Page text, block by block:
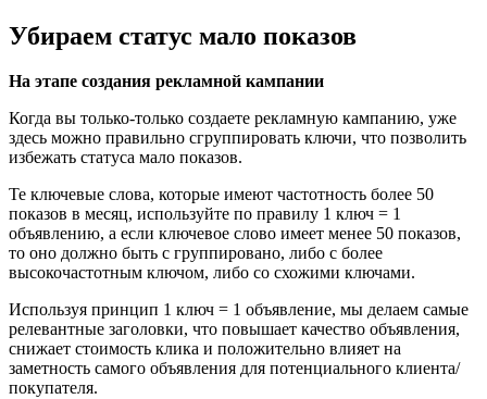
Убираем статус мало показов
На этапе создания рекламной кампании
Когда вы только-только создаете рекламную кампанию, уже
здесь можно правильно сгруппировать ключи, что позволить
избежать статуса мало показов.
Те ключевые слова, которые имеют частотность более 50
показов в месяц, используйте по правилу 1 ключ = 1
объявлению, а если ключевое слово имеет менее 50 показов,
то оно должно быть с группировано, либо с более
высокочастотным ключом, либо со схожими ключами.
Используя принцип 1 ключ = 1 объявление, мы делаем самые
релевантные заголовки, что повышает качество объявления,
снижает стоимость клика и положительно влияет на
заметность самого объявления для потенциального клиента/
покупателя.